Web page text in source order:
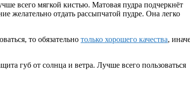
всего мягкой кистью. Матовая пудра подчеркнёт
желательно отдать рассыпчатой пудре. Она легко
то обязательно только хорошего качества,
губ от солнца и ветра. Лучше всего пользоваться